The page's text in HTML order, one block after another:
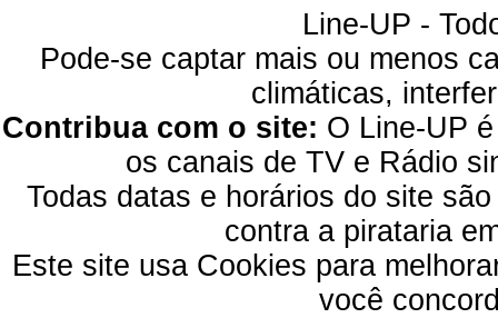
Line-UP -
Pode-se captar mais ou menos
climáticas,
Contribua com o site: O Line-UP
os canais de TV e Rádio
Todas datas e horários do site
contra a pirataria
Este site usa Cookies para
você